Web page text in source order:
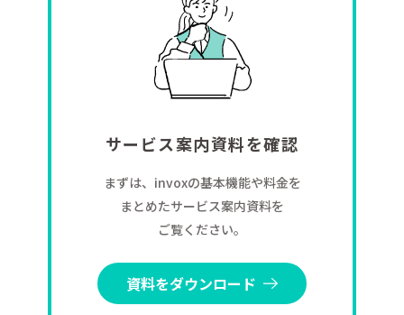
サービス案内資料を確認
まずは、invoxの基本機能や料金を
まとめたサービス案内資料を
ご覧ください。
資料をダウンロード